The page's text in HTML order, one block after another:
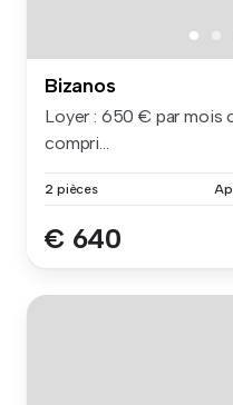
Bizanos
Loyer : 650 € par mois
compri...
2 pièces
€ 640